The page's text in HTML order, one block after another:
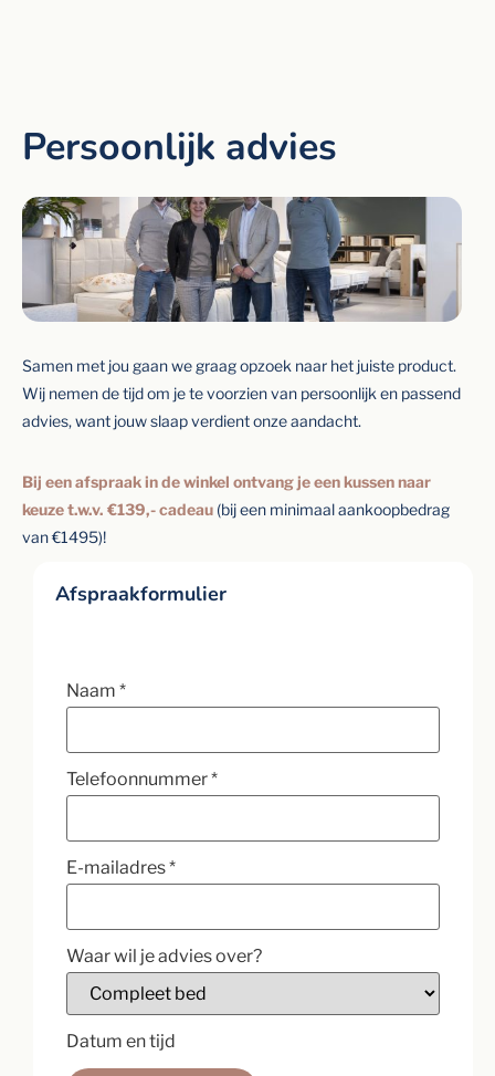
Persoonlijk advies
Samen met jou gaan we graag opzoek naar het juiste product.
Wij nemen de tijd om je te voorzien van persoonlijk en passend
advies, want jouw slaap verdient onze aandacht.
Bij een afspraak in de winkel ontvang je een kussen naar
keuze t.w.v. €139,- cadeau (bij een minimaal aankoopbedrag
van €1495)!
Afspraakformulier
Naam *
Telefoonnummer*
E-mailadres*
Waar wil je advies over?
Datum en tijd